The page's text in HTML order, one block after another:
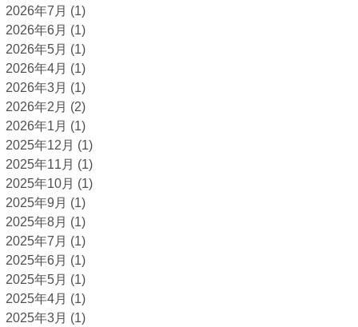
2026年7月 (1)
2026年6月 (1)
2026年5月 (1)
2026年4月 (1)
2026年3月 (1)
2026年2月 (2)
2026年1月 (1)
2025年12月 (1)
2025年11月 (1)
2025年10月 (1)
2025年9月 (1)
2025年8月 (1)
2025年7月 (1)
2025年6月 (1)
2025年5月 (1)
2025年4月 (1)
2025年3月 (1)